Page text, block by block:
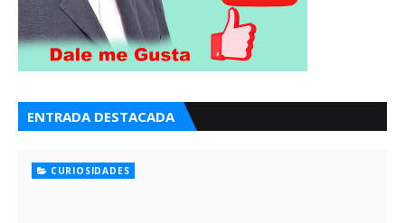
ENTRADA DESTACADA
CURIOSIDADES